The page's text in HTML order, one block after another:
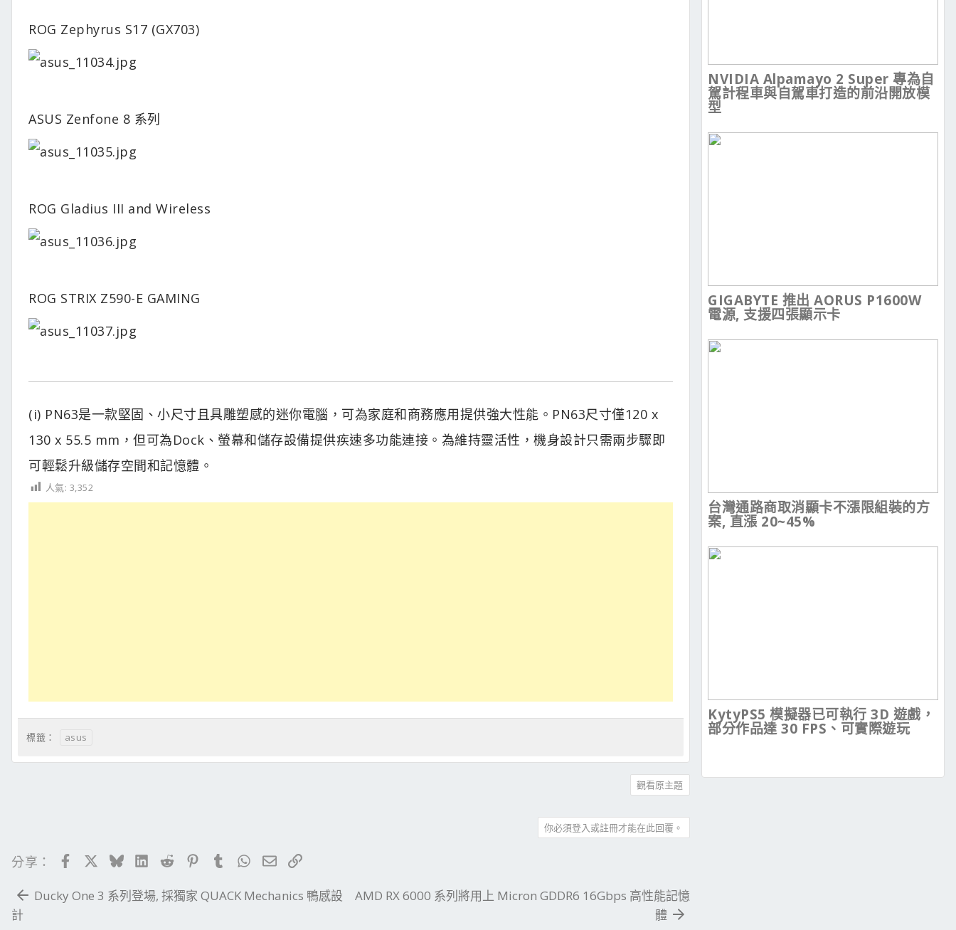
ROG Zephyrus S17 (GX703)
ASUS Zenfone 8 系列
ROG Gladius III and Wireless
ROG STRIX Z590-E GAMING
(i) PN63是一款堅固、小尺寸且具雕塑感的迷你電腦，可為家庭和商務應用提供強大性能。PN63尺寸僅120 x
130 x 55.5 mm，但可為Dock、螢幕和儲存設備提供疾速多功能連接。為維持靈活性，機身設計只需兩步驟即
可輕鬆升級儲存空間和記憶體。
人氣: 3,352
標籤： asus
觀看原主題
你必須登入或註冊才能在此回覆。
分享： FacebookBlueskyLinkedIn
RedditPinterestTumblrWhatsApp
電子郵件
連結
Ducky One 3 系列登場, 採獨家 QUACK Mechanics 鴨感設
計
AMD RX 6000 系列將用上 Micron GDDR6 16Gbps 高性能記憶
體
NVIDIA Alpamayo 2 Super 專為自
駕計程車與自駕車打造的前沿開放模
型
GIGABYTE 推出 AORUS P1600W
電源, 支援四張顯示卡
台灣通路商取消顯卡不漲限組裝的方
案, 直漲 20~45%
KytyPS5 模擬器已可執行 3D 遊戲，
部分作品達 30 FPS、可實際遊玩